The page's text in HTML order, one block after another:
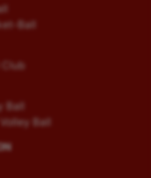
Ball
Ball
Ball